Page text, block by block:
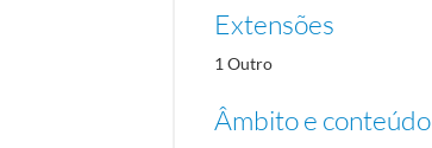
Extensões
1 Outro
Âmbito e conteúdo